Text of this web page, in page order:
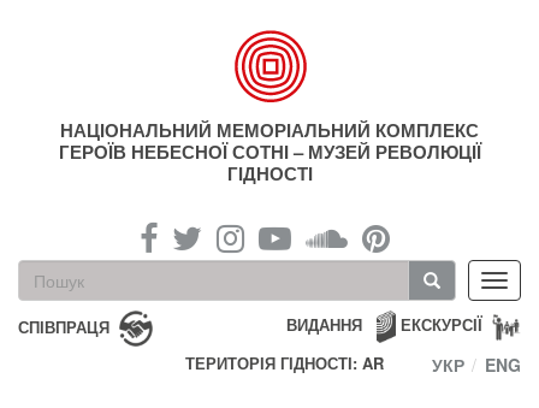
НАЦІОНАЛЬНИЙ МЕМОРІАЛЬНИЙ КОМПЛЕКС
ГЕРОЇВ НЕБЕСНОЇ СОТНІ – МУЗЕЙ РЕВОЛЮЦІЇ
ГІДНОСТІ
Пошукова
форма
Пошук
СПІВПРАЦЯ ЕКСКУРСІЇ
ВИДАННЯ
ТЕРИТОРІЯ ГІДНОСТІ: AR
УКР ENG